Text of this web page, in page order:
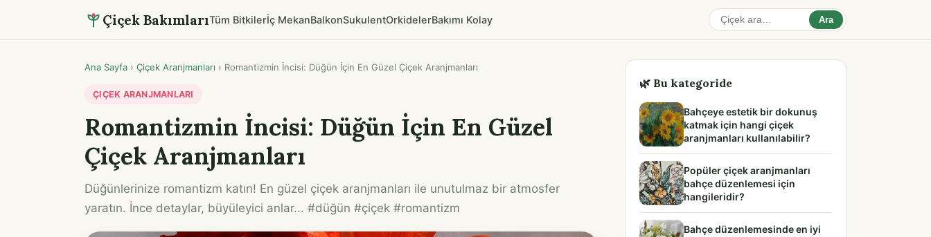
Çiçek BakımlarıTüm Bitkilerİç MekanBalkonSukulentOrkidelerBakımı Kolay Ara
Ana Sayfa › Çiçek Aranjmanları › Romantizmin İncisi: Düğün İçin En Güzel Çiçek Aranjmanları
ÇIÇEK ARANJMANLARI
Romantizmin İncisi: Düğün İçin En Güzel
Çiçek Aranjmanları
Düğünlerinize romantizm katın! En güzel çiçek aranjmanları ile unutulmaz bir atmosfer
yaratın. İnce detaylar, büyüleyici anlar... #düğün #çiçek #romantizm
🌿 Bu kategoride
Bahçeye estetik bir dokunuş
katmak için hangi çiçek
aranjmanları kullanılabilir?
Popüler çiçek aranjmanları
bahçe düzenlemesi için
hangileridir?
Bahçe düzenlemesinde en iyi